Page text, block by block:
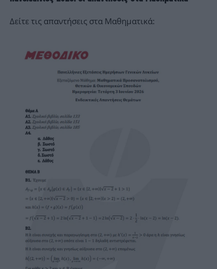
Δείτε τις απαντήσεις στα Μαθηματικά: